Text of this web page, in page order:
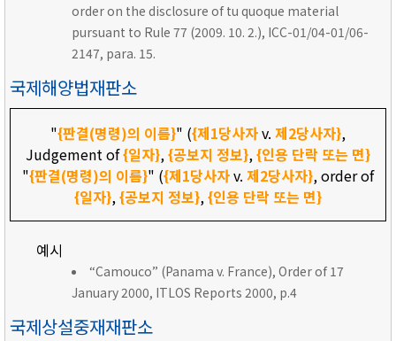
order on the disclosure of tu quoque material
pursuant to Rule 77 (2009. 10. 2.), ICC-01/04-01/06-
2147, para. 15.
국제해양법재판소
"{판결(명령)의 이름}" ({제1당사자v. 제2당사자},
Judgement of{일자},{공보지 정보},{인용 단락 또는 면}
"{판결(명령)의 이름}" ({제1당사자v. 제2당사자}, order of
{일자},{공보지 정보},{인용 단락 또는 면}
예시
“Camouco” (Panama v. France), Order of 17
January 2000, ITLOS Reports 2000, p.4
국제상설중재재판소